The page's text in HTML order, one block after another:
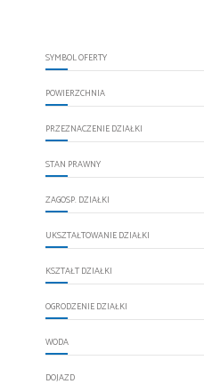
SYMBOL OFERTY
POWIERZCHNIA
PRZEZNACZENIE DZIAŁKI
STAN PRAWNY
ZAGOSP. DZIAŁKI
UKSZTAŁTOWANIE DZIAŁKI
KSZTAŁT DZIAŁKI
OGRODZENIE DZIAŁKI
WODA
DOJAZD